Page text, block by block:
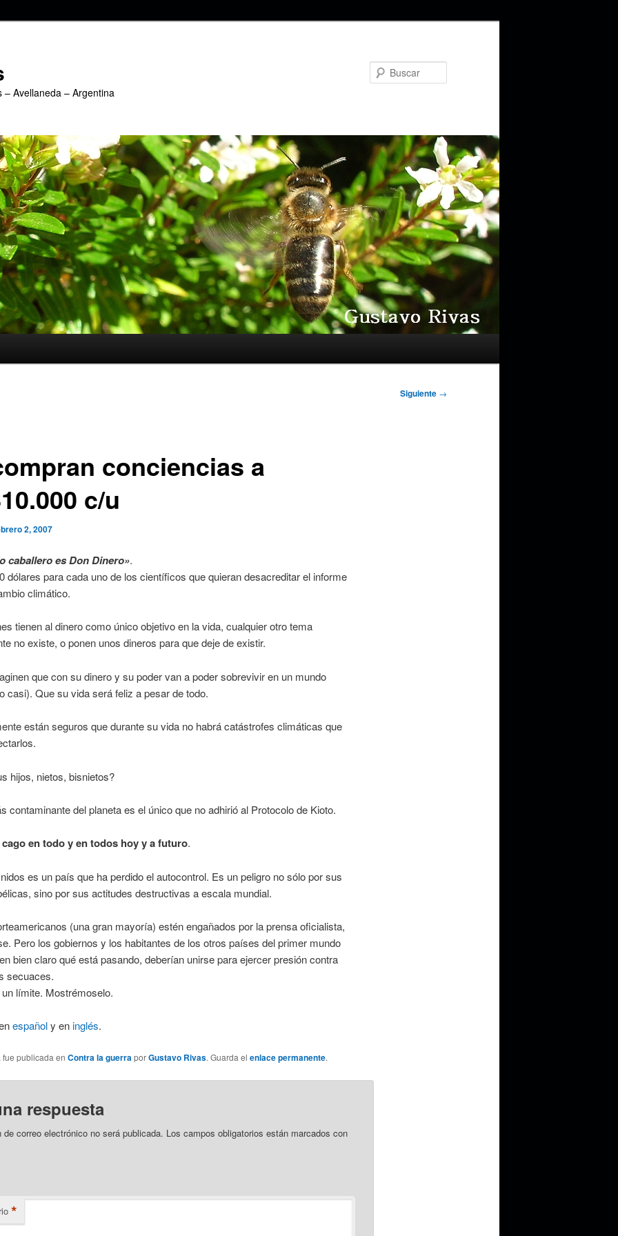
Avellaneda – Argentina
Siguiente →
conciencias a
c/u
2, 2007
caballero es Don Dinero».
dólares para cada uno de los científicos que quieran desacreditar el informe
climático.
tienen al dinero como único objetivo en la vida, cualquier otro tema
no existe, o ponen unos dineros para que deje de existir.
que con su dinero y su poder van a poder sobrevivir en un mundo
casi). Que su vida será feliz a pesar de todo.
están seguros que durante su vida no habrá catástrofes climáticas que
hijos, nietos, bisnietos?
contaminante del planeta es el único que no adhirió al Protocolo de Kioto.
cago en todo y en todos hoy y a futuro.
es un país que ha perdido el autocontrol. Es un peligro no sólo por sus
sino por sus actitudes destructivas a escala mundial.
(una gran mayoría) estén engañados por la prensa oficialista,
Pero los gobiernos y los habitantes de los otros países del primer mundo
bien claro qué está pasando, deberían unirse para ejercer presión contra
secuaces.
límite. Mostrémoselo.
españoly eninglés.
fue publicada en Contra la guerraporGustavo Rivas. Guarda el enlace permanente.
respuesta
de correo electrónico no será publicada. Los campos obligatorios están marcados con
*